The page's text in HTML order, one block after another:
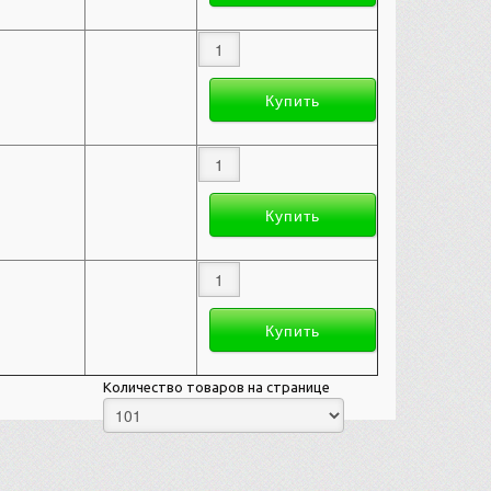
Количество товаров на странице